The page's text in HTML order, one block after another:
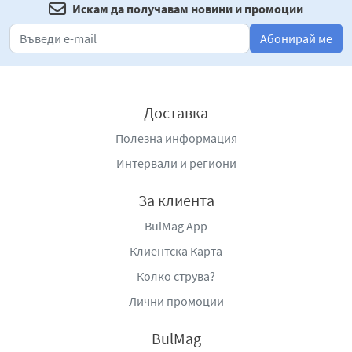
Искам да получавам новини и промоции
Абонирай ме
Доставка
Полезна информация
Интервали и региони
За клиента
BulMag App
Клиентска Карта
Колко струва?
Лични промоции
BulMag